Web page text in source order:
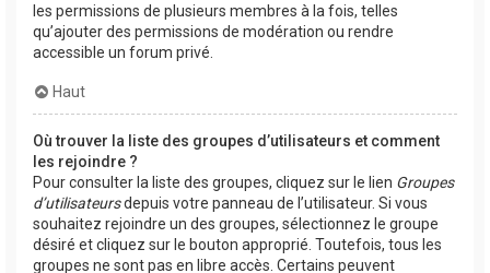
les permissions de plusieurs membres à la fois, telles
qu’ajouter des permissions de modération ou rendre
accessible un forum privé.
Haut
Où trouver la liste des groupes d’utilisateurs et comment
les rejoindre ?
Pour consulter la liste des groupes, cliquez sur le lien Groupes
d’utilisateursdepuis votre panneau de l’utilisateur. Si vous
souhaitez rejoindre un des groupes, sélectionnez le groupe
désiré et cliquez sur le bouton approprié. Toutefois, tous les
groupes ne sont pas en libre accès. Certains peuvent